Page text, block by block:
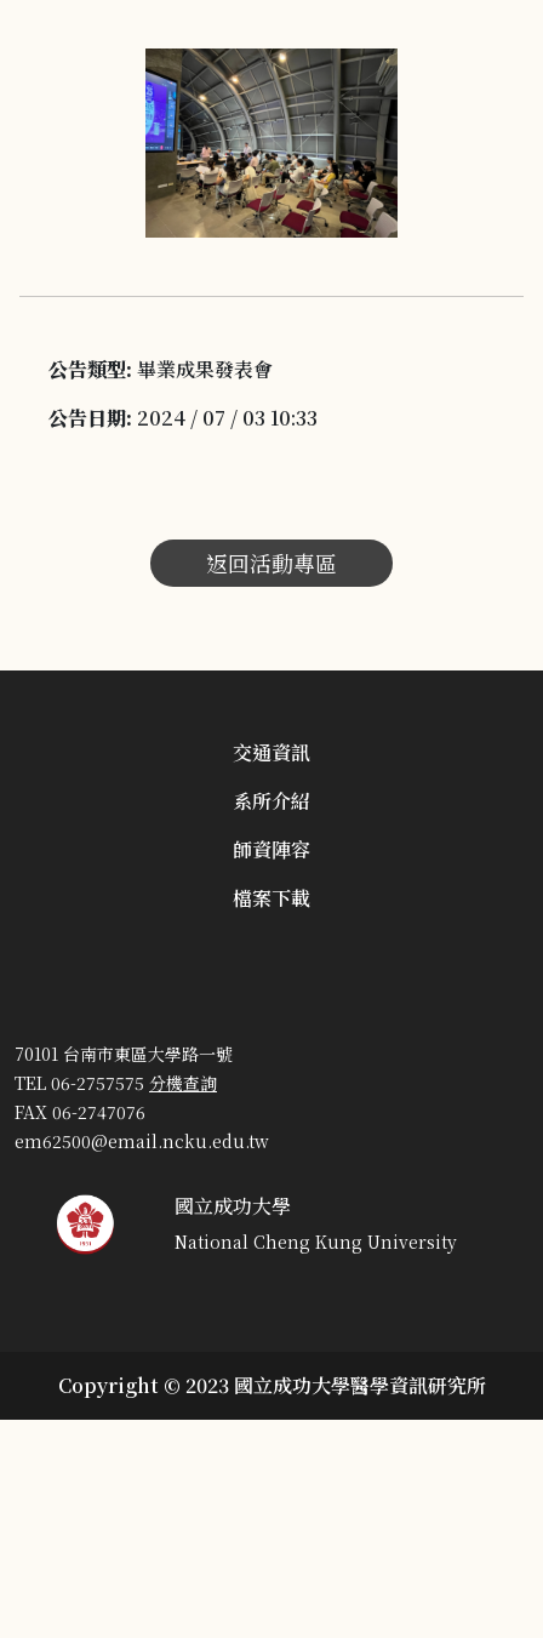
公告類型: 畢業成果發表會
公告日期: 2024 / 07 / 03 10:33
返回活動專區
交通資訊
系所介紹
師資陣容
檔案下載
70101 台南市東區大學路一號
TEL 06-2757575 分機查詢
FAX 06-2747076
em62500@email.ncku.edu.tw
國立成功大學
National Cheng Kung University
Copyright © 2023 國立成功大學醫學資訊研究所